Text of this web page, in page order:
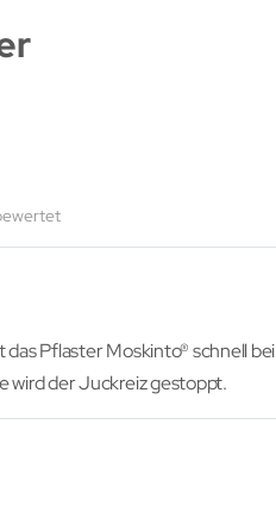
Pflaster Moskinto® schnell bei
wird der Juckreiz gestoppt.